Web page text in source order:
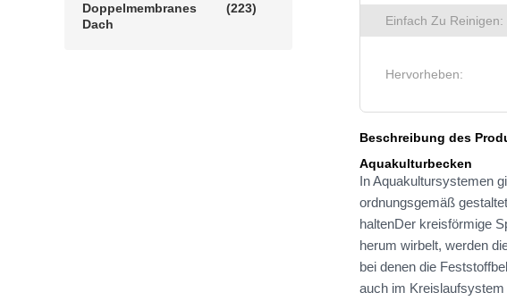
Doppelmembranes
Dach
(223)
Einfach Zu Reinigen:
Hervorheben:
Beschreibung des
Aquakulturbecken
In Aquakultursystemen
ordnungsgemäß
haltenDer kreisförmige
herum wirbelt, werden
bei denen die
auch im